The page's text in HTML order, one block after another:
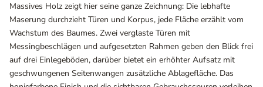
Massives Holz zeigt hier seine ganze Zeichnung: Die lebhafte
Maserung durchzieht Türen und Korpus, jede Fläche erzählt vom
Wachstum des Baumes. Zwei verglaste Türen mit
Messingbeschlägen und aufgesetzten Rahmen geben den Blick frei
auf drei Einlegeböden, darüber bietet ein erhöhter Aufsatz mit
geschwungenen Seitenwangen zusätzliche Ablagefläche. Das